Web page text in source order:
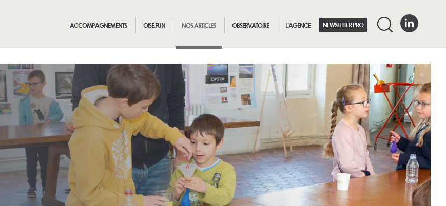
ACCOMPAGNEMENTS OISE.FUN NOS ARTICLES OBSERVATOIRE L’AGENCE NEWSLETTER PRO